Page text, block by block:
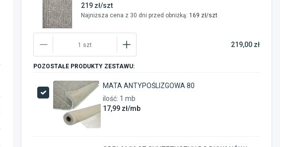
Dywany wzór geometryczny
Dywany szare
Szare Geometryczny Młodzieżowy
219 zł/szt
Najniższa cena z 30 dni przed obniżką: 169 zł/szt
1 szt 219,00 zł
POZOSTAŁE PRODUKTY ZESTAWU:
MATA ANTYPOŚLIZGOWA 80
ilość: 1 mb
17,99 zł/mb